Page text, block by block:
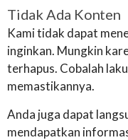
Tidak Ada Konten
Kami tidak dapat
inginkan. Mungkin
terhapus. Cobalah
memastikannya.
Anda juga dapat
mendapatkan